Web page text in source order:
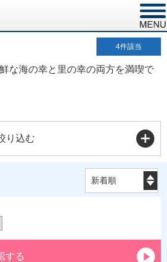
4件該当
な海の幸と里の幸の両方を満喫で
り込む
する